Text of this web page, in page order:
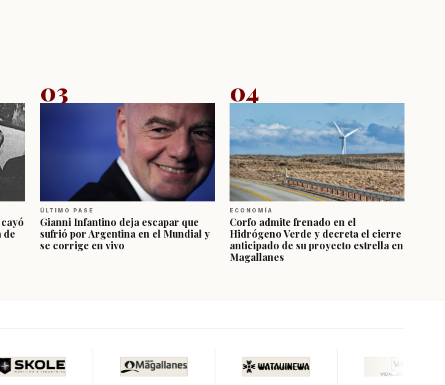
de
03
ÚLTIMO PASE
Gianni Infantino deja escapar que
sufrió por Argentina en el Mundial y
se corrige en vivo
04
ECONOMÍA
Corfo admite frenado en el
Hidrógeno Verde y decreta el cierre
anticipado de su proyecto estrella en
Magallanes